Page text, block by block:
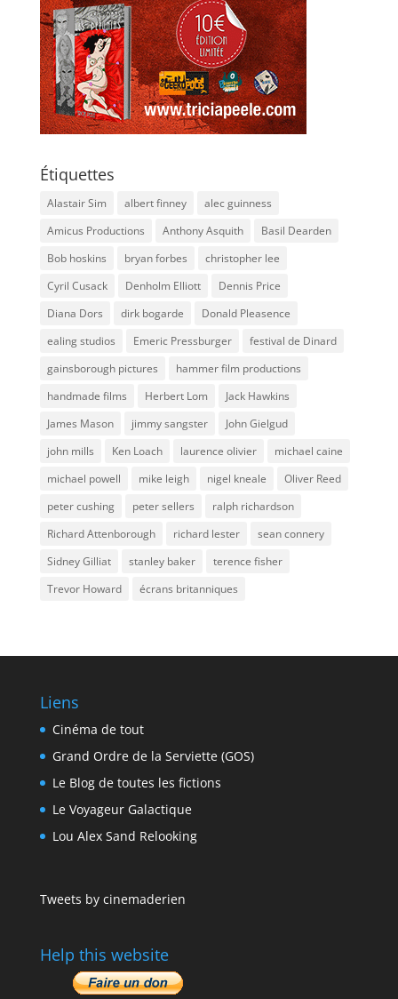
Étiquettes
Alastair Sim albert finney
alec guinness
Amicus Productions
Anthony Asquith
Basil Dearden
Bob hoskins
bryan forbes
christopher lee
Cyril Cusack
Denholm Elliott
Dennis Price
Diana Dors
dirk bogarde
Donald Pleasence
ealing studios
Emeric Pressburger
festival de Dinard
gainsborough pictures
hammer film productions
handmade films
Herbert Lom
Jack Hawkins
James Mason
jimmy sangster
John Gielgud
john mills
Ken Loach laurence olivier
michael caine
michael powell
mike leigh nigel kneale
Oliver Reed
peter cushing
peter sellers
ralph richardson
Richard Attenborough
richard lester
sean connery
Sidney Gilliat
stanley baker
terence fisher
Trevor Howard
écrans britanniques
Liens
Cinéma de tout
Grand Ordre de la Serviette (GOS)
Le Blog de toutes les fictions
Le Voyageur Galactique
Lou Alex Sand Relooking
Tweets by cinemaderien
Help this website